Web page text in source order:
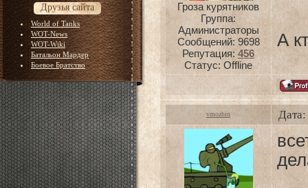
Друзья сайта
World of Tanks
WOT-News
WOT-Wiki
Батальон Мардер
Боевое Братство
Гроза курятников
Группа:
Администраторы
Сообщений: 9698
Репутация: 456
Статус: Offline
А
vmozhin